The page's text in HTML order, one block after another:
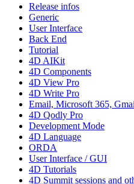
Release infos
Generic
User Interface
Back End
Tutorial
4D AIKit
4D Components
4D View Pro
4D Write Pro
Email, Microsoft 365,
4D Qodly Pro
Development Mode
4D Language
ORDA
User Interface / GUI
4D Tutorials
4D Summit sessions and